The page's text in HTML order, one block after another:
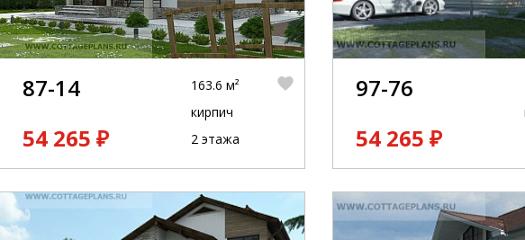
87-14
54 265 ₽
163.6 м²
кирпич
2 этажа
97-76
54 265 ₽